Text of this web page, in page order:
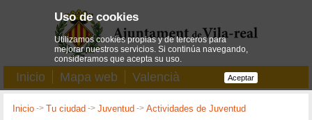
Inicio Mapa web Valencià
Inicio ->Tu ciudad ->Juventud ->Actividades de Juventud
Uso de cookies
Utilizamos cookies propias y de terceros para
mejorar nuestros servicios. Si continúa navegando,
consideramos que acepta su uso.
Aceptar